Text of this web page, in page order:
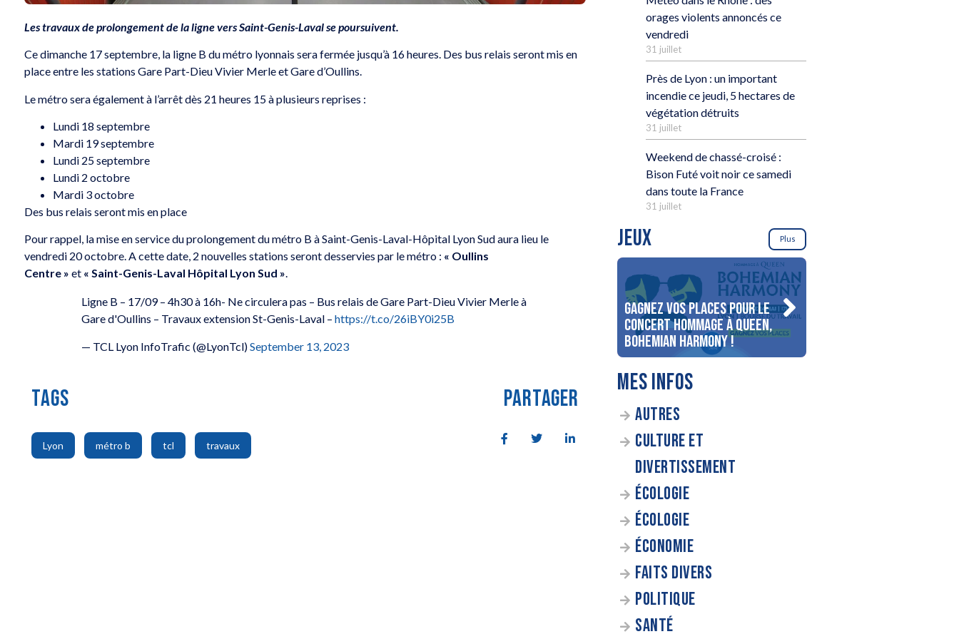
Les travaux de prolongement de la ligne vers Saint-Genis-Laval se poursuivent.
Ce dimanche 17 septembre, la ligne B du métro lyonnais sera fermée jusqu’à 16 heures. Des bus relais seront mis en
place entre les stations Gare Part-Dieu Vivier Merle et Gare d’Oullins.
Le métro sera également à l’arrêt dès 21 heures 15 à plusieurs reprises :
Lundi 18 septembre
Mardi 19 septembre
Lundi 25 septembre
Lundi 2 octobre
Mardi 3 octobre
Des bus relais seront mis en place
Pour rappel, la mise en service du prolongement du métro B à Saint-Genis-Laval-Hôpital Lyon Sud aura lieu le
vendredi 20 octobre. A cette date, 2 nouvelles stations seront desservies par le métro : « Oullins
Centre » et « Saint-Genis-Laval Hôpital Lyon Sud ».
Ligne B – 17/09 – 4h30 à 16h- Ne circulera pas – Bus relais de Gare Part-Dieu Vivier Merle à
Gare d'Oullins – Travaux extension St-Genis-Laval –https://t.co/26iBY0i25B
— TCL Lyon InfoTrafic (@LyonTcl)September 13, 2023
TAGS
Lyon
,
métro b
,
tcl
,
travaux
PARTAGER
orages violents annoncés ce
vendredi
31 juillet
Près de Lyon : un important
incendie ce jeudi, 5 hectares de
végétation détruits
31 juillet
Weekend de chassé-croisé :
Bison Futé voit noir ce samedi
dans toute la France
31 juillet
JEUX Plus
Gagnez vos places pour le
concert Hommage à Queen,
Bohemian Harmony !
MES INFOS
AUTRES
CULTURE ET
DIVERTISSEMENT
ÉCOLOGIE
ÉCOLOGIE
ÉCONOMIE
FAITS DIVERS
POLITIQUE
SANTÉ